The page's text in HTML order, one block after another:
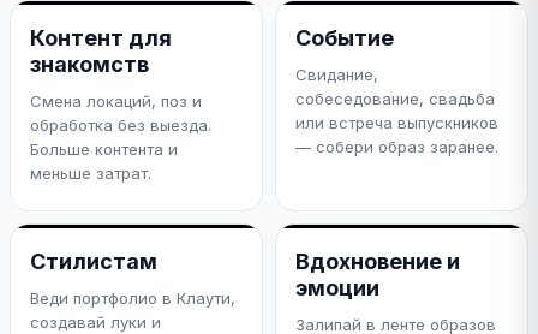
Контент для
знакомств
Смена локаций, поз и
обработка без выезда.
Больше контента и
меньше затрат.
Событие
Свидание,
собеседование, свадьба
или встреча выпускников
— собери образ заранее.
Стилистам
Веди портфолио в Клаути,
создавай луки и
Вдохновение и
эмоции
Залипай в ленте образов